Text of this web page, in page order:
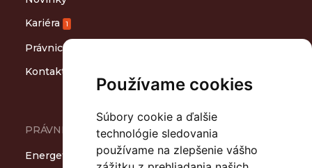
Používame cookies
Súbory cookie a ďalšie
technológie sledovania
používame na zlepšenie vášho
Kariéra
1
Právnicko-ľudský slovník
Kontakt
PRÁVNE OBLASTI
Energetika